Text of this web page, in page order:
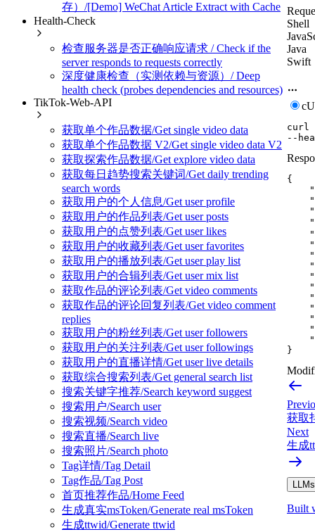
存）/[Demo] WeChat Article Extract with Cache
Health-Check
检查服务器是否正确响应请求 / Check if the
server responds to requests correctly
深度健康检查（实测依赖与资源）/ Deep
health check (probes dependencies and resources)
TikTok-Web-API
获取单个作品数据/Get single video data
获取单个作品数据 V2/Get single video data V2
获取探索作品数据/Get explore video data
获取每日趋势搜索关键词/Get daily trending
search words
获取用户的个人信息/Get user profile
获取用户的作品列表/Get user posts
获取用户的点赞列表/Get user likes
获取用户的收藏列表/Get user favorites
获取用户的播放列表/Get user play list
获取用户的合辑列表/Get user mix list
获取作品的评论列表/Get video comments
获取作品的评论回复列表/Get video comment
replies
获取用户的粉丝列表/Get user followers
获取用户的关注列表/Get user followings
获取用户的直播详情/Get user live details
获取综合搜索列表/Get general search list
搜索关键字推荐/Search keyword suggest
搜索用户/Search user
搜索视频/Search video
搜索直播/Search live
搜索照片/Search photo
Tag详情/Tag Detail
Tag作品/Tag Post
首页推荐作品/Home Feed
生成真实msToken/Generate real msToken
生成ttwid/Generate ttwid
Shell
Java
Swift
curl
--
{
}
获取
Next
生成
Built